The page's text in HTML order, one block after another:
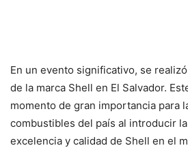
En un evento significativo, se
de la marca Shell en El Salvador.
momento de gran importancia para
combustibles del país al introducir
excelencia y calidad de Shell en el